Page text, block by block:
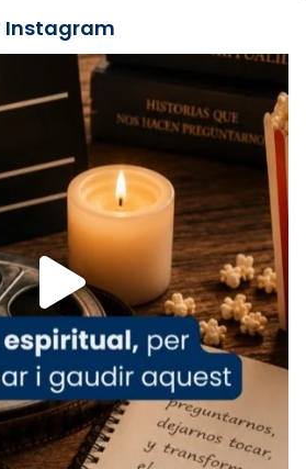
comp
Vatican
es/iglesia/news/2026-
depresion-papa-viaje-
de Barcelona
i Semproniana ens
mirada»
bisbe de Tortosa, ha
Instagram